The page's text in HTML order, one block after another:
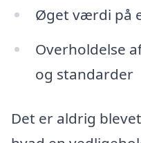
Øget værdi på
Overholdelse
og standarder
Det er aldrig